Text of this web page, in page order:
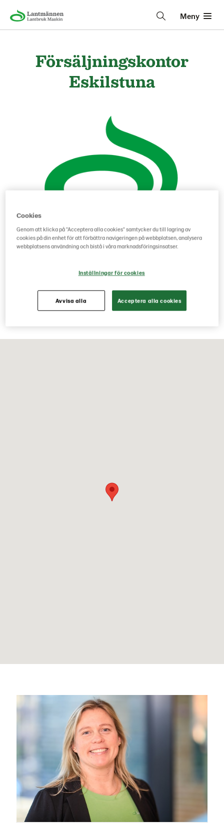
Meny
Försäljningskontor
Eskilstuna
Nordwallsgatan 7 Box 8001
633 46 Eskilstuna
Cookies
Genom att klicka på "Acceptera alla cookies" samtycker du till lagring av
cookies på din enhet för att förbättra navigeringen på webbplatsen, analysera
webbplatsens användning och bistå i våra marknadsföringsinsatser.
Inställningar för cookies
Avvisa alla Acceptera alla cookies